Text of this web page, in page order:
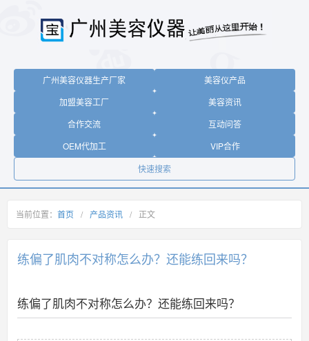
广州美容仪器生产厂家
美容仪产品
加盟美容工厂
美容资讯
合作交流
互动问答
OEM代加工
VIP合作
快速搜索
当前位置： 首页 / 产品资讯 / 正文
练偏了肌肉不对称怎么办？还能练回来吗？
练偏了肌肉不对称怎么办？还能练回来吗？